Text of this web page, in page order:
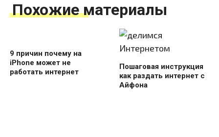
Похожие материалы
9 причин почему на
iPhone может не
работать интернет
Пошаговая инструкция
как раздать интернет с
Айфона